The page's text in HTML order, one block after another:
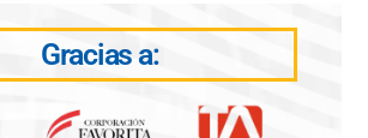
Gracias a: